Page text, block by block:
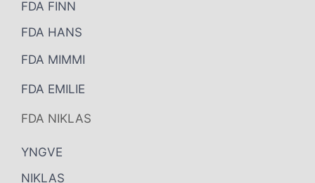
FDA FINN
FDA HANS
FDA MIMMI
FDA EMILIE
FDA NIKLAS
YNGVE
NIKLAS